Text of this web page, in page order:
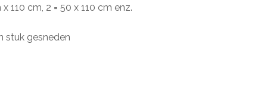
110 cm, 2 = 50 x 110 cm enz.
stuk gesneden